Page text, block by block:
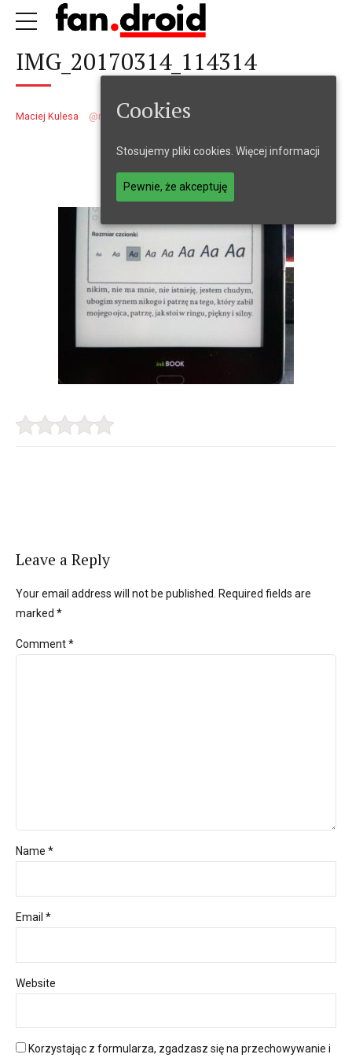
IMG_20170314_114314
Maciej Kulesa maciejkulesa 14 marca 2017
Leave a Reply
Your email address will not be published. Required fields are
marked *
Comment*
Name *
Email *
Website
Korzystając z formularza, zgadzasz się na przechowywanie i
Cookies
Stosujemy pliki cookies. Więcej informacji
Pewnie, że akceptuję